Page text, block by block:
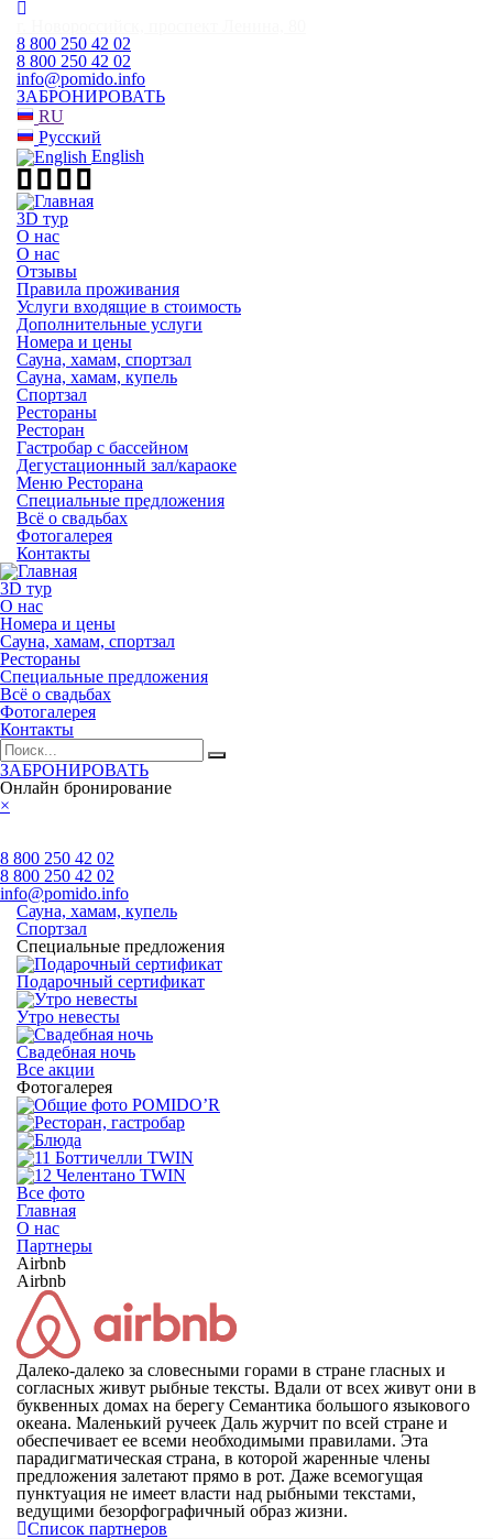
8 800 250 42 02
8 800 250 42 02
info@pomido.info
ЗАБРОНИРОВАТЬ
RU
Русский
English
3D тур
О нас
О нас
Отзывы
Правила проживания
Услуги входящие в стоимость
Дополнительные услуги
Номера и цены
Сауна, хамам, спортзал
Сауна, хамам, купель
Спортзал
Рестораны
Ресторан
Гастробар с бассейном
Дегустационный зал/караоке
Меню Ресторана
Специальные предложения
Всё о свадьбах
Фотогалерея
Контакты
3D тур
О нас
Номера и цены
Сауна, хамам, спортзал
Рестораны
Специальные предложения
Всё о свадьбах
Фотогалерея
Контакты
ЗАБРОНИРОВАТЬ
Онлайн бронирование
×
8 800 250 42 02
8 800 250 42 02
info@pomido.info
Сауна, хамам, купель
Спортзал
Специальные предложения
Подарочный сертификат
Утро невесты
Свадебная ночь
Все акции
Фотогалерея
Все фото
Главная
О нас
Партнеры
Airbnb
Airbnb
Далеко-далеко за словесными горами в стране гласных и
согласных живут рыбные тексты. Вдали от всех живут они в
буквенных домах на берегу Семантика большого языкового
океана. Маленький ручеек Даль журчит по всей стране и
обеспечивает ее всеми необходимыми правилами. Эта
парадигматическая страна, в которой жаренные члены
предложения залетают прямо в рот. Даже всемогущая
пунктуация не имеет власти над рыбными текстами,
ведущими безорфографичный образ жизни.
Список партнеров